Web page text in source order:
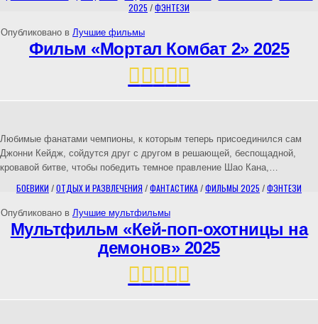
2025 /ФЭНТЕЗИ
Опубликовано в Лучшие фильмы
Фильм «Мортал Комбат 2» 2025
Любимые фанатами чемпионы, к которым теперь присоединился сам
Джонни Кейдж, сойдутся друг с другом в решающей, беспощадной,
кровавой битве, чтобы победить темное правление Шао Кана,…
БОЕВИКИ /ОТДЫХ И РАЗВЛЕЧЕНИЯ /ФАНТАСТИКА/ФИЛЬМЫ 2025 /ФЭНТЕЗИ
Опубликовано в Лучшие мультфильмы
Мультфильм «Кей-поп-охотницы на
демонов» 2025